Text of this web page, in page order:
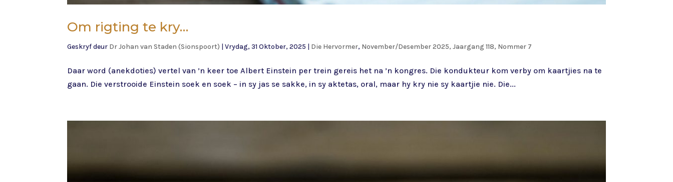
Om rigting te kry…
Geskryf deur Dr Johan van Staden (Sionspoort) |Vrydag, 31 Oktober, 2025 | Die Hervormer, November/Desember 2025, Jaargang 118, Nommer 7
Daar word (anekdoties) vertel van ’n keer toe Albert Einstein per trein gereis het na ’n kongres. Die kondukteur kom verby om kaartjies na te
gaan. Die verstrooide Einstein soek en soek – in sy jas se sakke, in sy aktetas, oral, maar hy kry nie sy kaartjie nie. Die...